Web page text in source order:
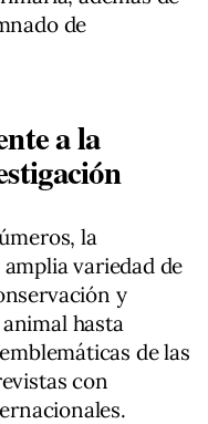
de
a la
la
variedad de
y
hasta
de las
con